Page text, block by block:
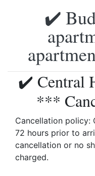
✔️
✔️ Central
***
Cancellation policy:
72 hours prior to
cancellation or no
charged.